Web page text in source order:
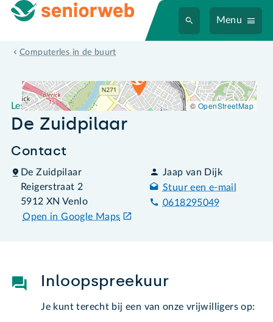
Menu
Computerles in de buurt
Leslocatie De Zuidpilaar
Leslocatie
De Zuidpilaar
Contact
De Zuidpilaar
Reigerstraat 2
5912 XN Venlo
Open in Google Maps
Jaap van Dijk
Stuur een e-mail
0618295049
©OpenStreetMap
Inloopspreekuur
Je kunt terecht bij een van onze vrijwilligers op: